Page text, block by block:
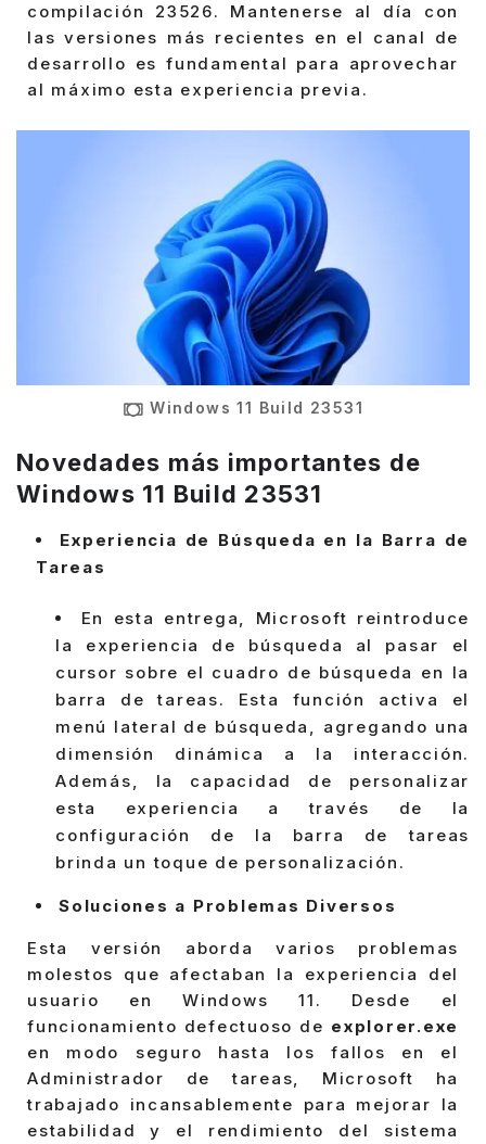
compilación 23526. Mantenerse al día con
las versiones más recientes en el canal de
desarrollo es fundamental para aprovechar
al máximo esta experiencia previa.
Windows 11 Build 23531
Novedades más importantes de
Windows 11 Build 23531
Experiencia de Búsqueda en la Barra de
Tareas
En esta entrega, Microsoft reintroduce
la experiencia de búsqueda al pasar el
cursor sobre el cuadro de búsqueda en la
barra de tareas. Esta función activa el
menú lateral de búsqueda, agregando una
dimensión dinámica a la interacción.
Además, la capacidad de personalizar
esta experiencia a través de la
configuración de la barra de tareas
brinda un toque de personalización.
Soluciones a Problemas Diversos
Esta versión aborda varios problemas
molestos que afectaban la experiencia del
usuario en Windows 11. Desde el
funcionamiento defectuoso de explorer.exe
en modo seguro hasta los fallos en el
Administrador de tareas, Microsoft ha
trabajado incansablemente para mejorar la
estabilidad y el rendimiento del sistema